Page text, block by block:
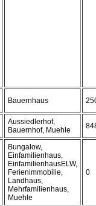
Bauernhaus
Aussiedlerhof,
Bauernhof, Muehle
Bungalow,
Einfamilienhaus,
EinfamilienhausELW,
Ferienimmobilie,
Landhaus,
Mehrfamilienhaus,
Muehle
0